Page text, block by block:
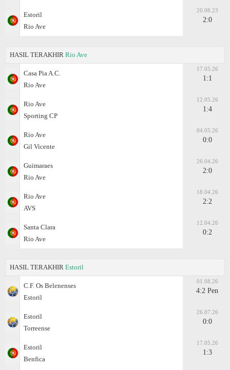
Estoril
Rio Ave
20.08.23
2:0
HASIL TERAKHIR Rio Ave
Casa Pia A.C.
Rio Ave
17.05.26
1:1
Rio Ave
Sporting CP
12.05.26
1:4
Rio Ave
Gil Vicente
04.05.26
0:0
Guimaraes
Rio Ave
26.04.26
2:0
Rio Ave
AVS
18.04.26
2:2
Santa Clara
Rio Ave
12.04.26
0:2
HASIL TERAKHIR Estoril
C.F. Os Belenenses
Estoril
01.08.26
4:2 Pen
Estoril
Torreense
26.07.26
0:0
Estoril
Benfica
17.05.26
1:3